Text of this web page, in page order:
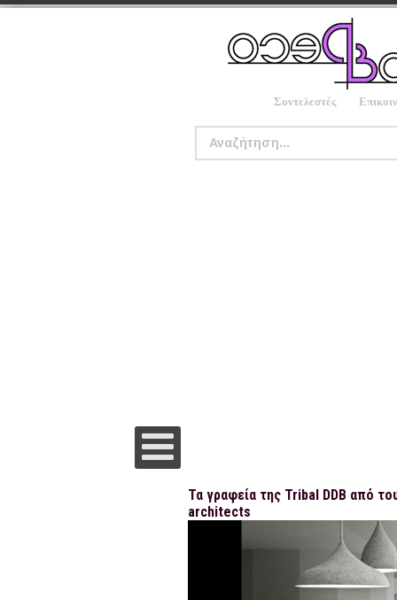
Συντελεστές
Τα γραφεία της Tribal DDB από
architects